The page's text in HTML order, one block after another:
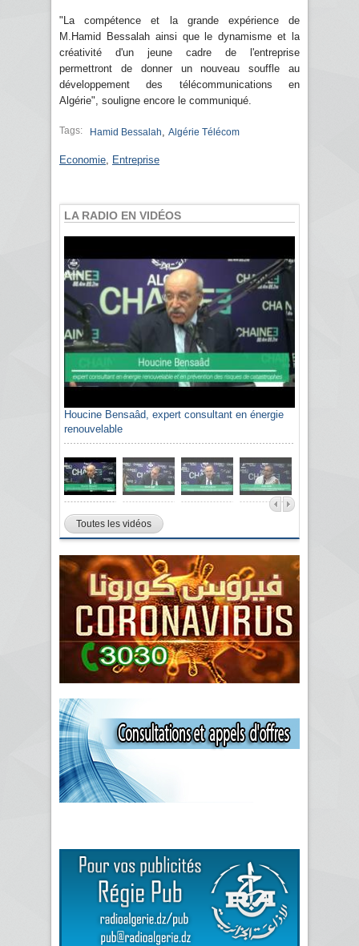
"La compétence et la grande expérience de
M.Hamid Bessalah ainsi que le dynamisme et la
créativité d'un jeune cadre de l'entreprise
permettront de donner un nouveau souffle au
développement des télécommunications en
Algérie", souligne encore le communiqué.
Tags: Hamid Bessalah Algérie Télécom
Economie Entreprise
LA RADIO EN VIDÉOS
Houcine Bensaâd, expert consultant en énergie
renouvelable
Toutes les vidéos